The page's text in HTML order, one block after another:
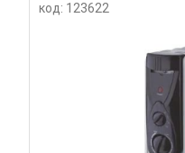
код: 123622